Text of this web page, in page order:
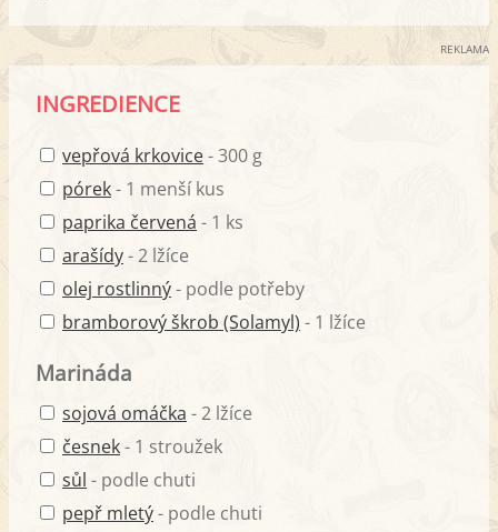
REKLAMA
INGREDIENCE
vepřová krkovice- 300 g
pórek- 1 menší kus
paprika červená - 1 ks
arašídy- 2 lžíce
olej rostlinný- podle potřeby
bramborový škrob (Solamyl) - 1 lžíce
Marináda
sojová omáčka - 2 lžíce
česnek- 1 stroužek
sůl - podle chuti
pepř mletý- podle chuti